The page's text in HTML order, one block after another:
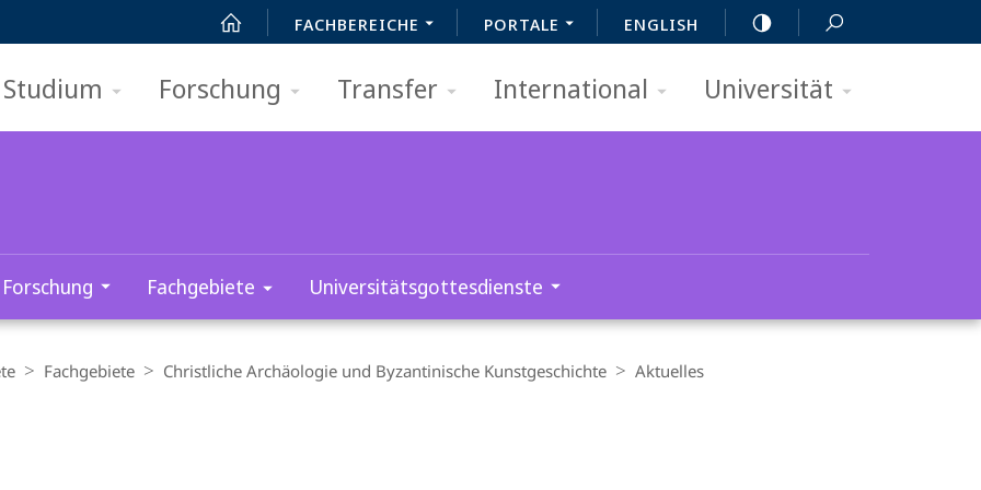
FACHBEREICHE PORTALE ENGLISH
Studium Forschung Transfer International Universität
Forschung Fachgebiete Universitätsgottesdienste
Fachgebiete Christliche Archäologie und Byzantinische Kunstgeschichte Aktuelles